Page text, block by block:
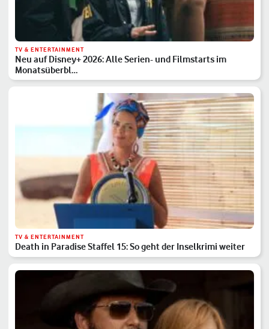
TV & ENTERTAINMENT
Neu auf Disney+ 2026: Alle Serien- und Filmstarts im
Monatsüberbl…
TV & ENTERTAINMENT
Death in Paradise Staffel 15: So geht der Inselkrimi weiter